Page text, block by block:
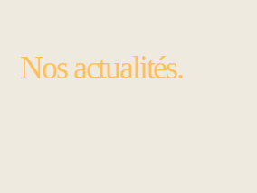
Nos actualités.